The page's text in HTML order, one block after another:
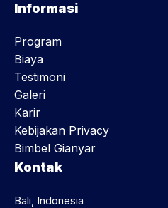
Informasi
Program
Biaya
Testimoni
Galeri
Karir
Kebijakan Privacy
Bimbel Gianyar
Kontak
Bali, Indonesia